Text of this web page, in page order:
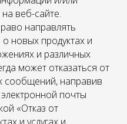
веб-сайте.
направлять
новых продуктах и
и различных
может отказаться от
сообщений, направив
почты
«Отказ от